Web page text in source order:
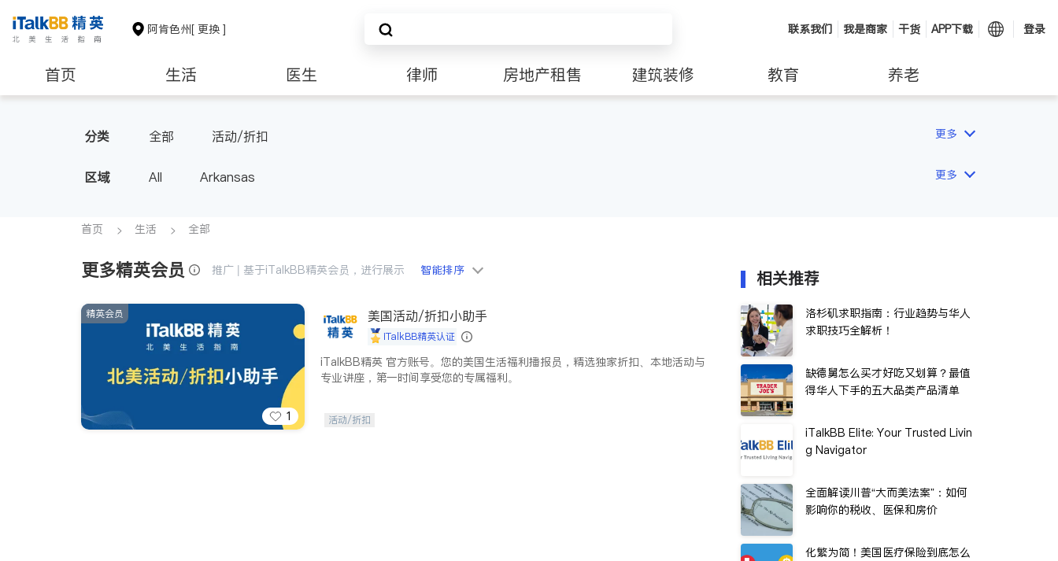
阿肯色州[ 更换 ] 联系我们 我是商家 干货 APP下载 登录
首页 生活 医生 律师 房地产租售 建筑装修 教育 养老
分类 全部 活动/折扣 更多
区域 All Arkansas 更多
首页 生活 全部
更多精英会员 推广 | 基于iTalkBB精英会员，进行展示 智能排序
1
精英会员 美国活动/折扣小助手
iTalkBB精英认证
iTalkBB精英 官方账号。您的美国生活福利播报员，精选独家折扣、本地活动与
专业讲座，第一时间享受您的专属福利。
活动/折扣
相关推荐
洛杉矶求职指南：行业趋势与华人
求职技巧全解析！
缺德舅怎么买才好吃又划算？最值
得华人下手的五大品类产品清单
iTalkBB Elite: Your Trusted Livin
g Navigator
全面解读川普“大而美法案”：如何
影响你的税收、医保和房价
化繁为简！美国医疗保险到底怎么